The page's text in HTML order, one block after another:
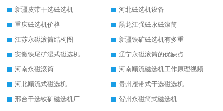
新疆皮带干选磁选机
河北磁选机设备
重庆磁选机价格
黑龙江强磁永磁滚筒
江苏永磁滚筒结构图
新疆铁矿磁选机有多重
安徽铁尾矿湿式磁选机
辽宁永磁滚筒的优缺点
河南永磁滚筒
河南顺流磁选机工作原理视频
河北顺流式磁选机
贵州履带式干选磁选机
邢台干选铁矿磁选机厂
贺州永磁筒式磁选机